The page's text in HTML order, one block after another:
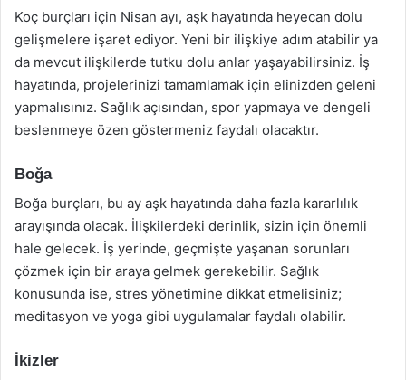
Koç burçları için Nisan ayı, aşk hayatında heyecan dolu
gelişmelere işaret ediyor. Yeni bir ilişkiye adım atabilir ya
da mevcut ilişkilerde tutku dolu anlar yaşayabilirsiniz. İş
hayatında, projelerinizi tamamlamak için elinizden geleni
yapmalısınız. Sağlık açısından, spor yapmaya ve dengeli
beslenmeye özen göstermeniz faydalı olacaktır.
Boğa
Boğa burçları, bu ay aşk hayatında daha fazla kararlılık
arayışında olacak. İlişkilerdeki derinlik, sizin için önemli
hale gelecek. İş yerinde, geçmişte yaşanan sorunları
çözmek için bir araya gelmek gerekebilir. Sağlık
konusunda ise, stres yönetimine dikkat etmelisiniz;
meditasyon ve yoga gibi uygulamalar faydalı olabilir.
İkizler